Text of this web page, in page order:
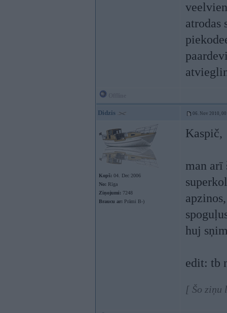
atrodas
Didzis 06. Nov 2010,
Kopš: 04. Dec 2006
No: Rīga
Ziņojumi: 7248
Braucu ar: Prāmi B-)
Kaspič,
man arī
huj
edit: tb
[ Šo ziņu